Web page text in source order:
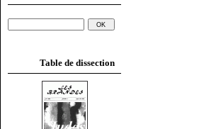
Table de dissection